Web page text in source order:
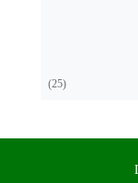
(25)